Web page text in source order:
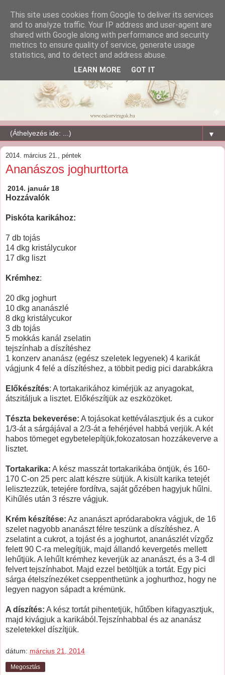
▼
2014. március 21., péntek
Ananászos joghurttorta
2014. január 18
Hozzávalók
Piskóta karikához:
7 db tojás
14 dkg kristálycukor
17 dkg liszt
Krémhez:
20 dkg joghurt
10 dkg ananászlé
8 dkg kristálycukor
3 db tojás
5 mokkás kanál zselatin
tejszínhab a díszítéshez
1 konzerv ananász (egész szeletek legyenek) 4 karikát
vágjunk 4 felé a díszítéshez, a többit pedig pici darabkákra
Előkészítés: A tortakarikához kimérjük az anyagokat,
átszitáljuk a lisztet. Előkészítjük az eszközöket.
Tészta bekeverése: A tojásokat kettéválasztjuk és a cukor
1/3-át a sárgájával a 2/3-át a fehérjével habbá verjük. A két
habos tömeget egybetelepítjük,fokozatosan hozzákeverve a
lisztet.
Tortakarika: A kész masszát tortakarikába öntjük, és 160-
170 C-on 25 perc alatt készre sütjük. A kisült karika tetejét
lelisztezzük, tetejére fordítva, saját gőzében hagyjuk hűlni.
Kihűlés után 3 részre vágjuk.
Krém készítése: Az ananászt apródarabokra vágjuk, de 16
szelet nagyobb ananászt félre teszünk a díszítéshez. A
zselatint a cukrot, a tojást és a joghurtot, ananászlét vízgőz
felett 90 C-ra melegítjük, majd állandó kevergetés mellett
lehűtjük. A lehűlt krémhez keverjük az ananászt, és a 3-4 dl
felvert tejszínhabot. Majd ezzel betöltjük a tortát. Egy pici
sárga ételszínezéket cseppenthetünk a joghurthoz, hogy ne
legyen nagyon sápadt a krémünk.
A díszítés: A kész tortát pihentetjük, hűtőben kifagyasztjuk,
majd kivágjuk a karikából.Tejszínhabbal és az ananász
szeletekkel díszítjük.
dátum: március 21, 2014
Megosztás
This site uses cookies from Google to deliver its services
and to analyze traffic. Your IP address and user-agent are
shared with Google along with performance and security
metrics to ensure quality of service, generate usage
statistics, and to detect and address abuse.
LEARN MORE GOT IT